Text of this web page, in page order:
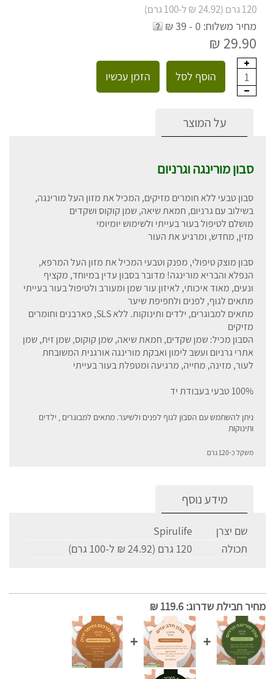
120 גרם (24.92 ₪ ל-100 גרם)
מחיר משלוח: 0 - 39 ₪
29.90 ₪
1 הוסף לסל הזמן עכשיו
על המוצר
סבון מורינגה וגרניום
סבון טבעי ללא חומרים מזיקים, המכיל את מזון העל מורינגה,
בשילוב עם גרניום, חמאת שיאה, שמן קוקוס ושקדים
מושלם לטיפול בעור בעייתי ולשימוש יומיומי
מזין, מחדש, ומרגיע את העור
סבון מוצק טיפולי, מפנק וטבעי המכיל את מזון העל המרפא,
הנפלא והבריא מורינגה! מדובר בסבון עדין במיוחד, מקציף
ונעים, מאוד איכותי, לאיזון עור שמן ומעורב ולטיפול בעור בעייתי
מתאים לגוף, לפנים ולחפיפת שיער
מתאים למבוגרים, ילדים ותינוקות. ללא SLS, פארבנים וחומרים
מזיקים
הסבון מכיל: שמן שקדים, חמאת שיאה, שמן קוקוס, שמן זית, שמן
אתרי גרניום ועשב לימון ואבקת מורינגה אורגנית המשובחת
לעור, מזינה, מחייה, מרגיעה ומטפלת בעור בעייתי
100% טבעי בעבודת יד
ניתן להשתמש עם הסבון לגוף לפנים ולשיער. מתאים למבוגרים , ילדים
ותינוקות
משקל כ-120 גרם
מידע נוסף
שם יצרן
Spirulife
תכולה
120 גרם (24.92 ₪ ל-100 גרם)
מחיר חבילת שדרוג:
119.6 ₪
+
+